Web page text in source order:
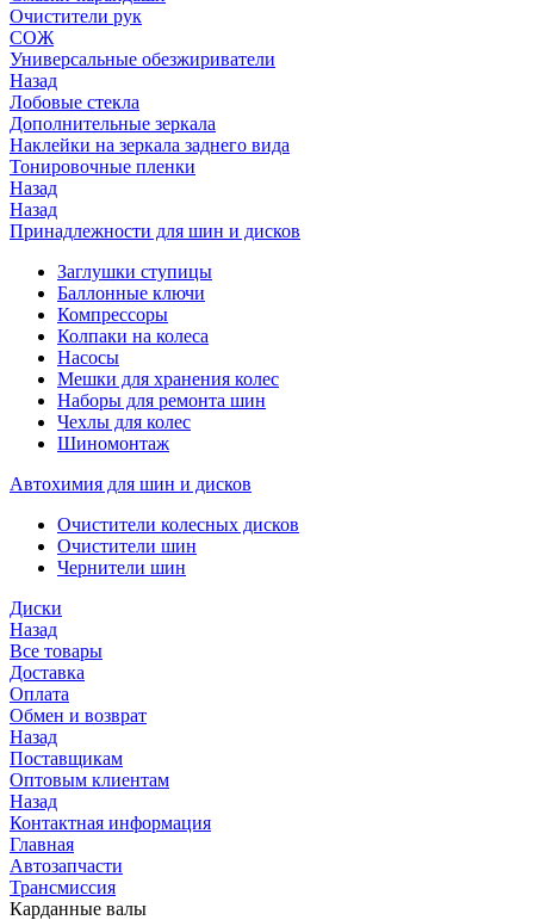
Очистители рук
СОЖ
Универсальные обезжириватели
Назад
Лобовые стекла
Дополнительные зеркала
Наклейки на зеркала заднего вида
Тонировочные пленки
Назад
Назад
Принадлежности для шин и дисков
Заглушки ступицы
Баллонные ключи
Компрессоры
Колпаки на колеса
Насосы
Мешки для хранения колес
Наборы для ремонта шин
Чехлы для колес
Шиномонтаж
Автохимия для шин и дисков
Очистители колесных дисков
Очистители шин
Чернители шин
Диски
Назад
Все товары
Доставка
Оплата
Обмен и возврат
Назад
Поставщикам
Оптовым клиентам
Назад
Контактная информация
Главная
Автозапчасти
Трансмиссия
Карданные валы